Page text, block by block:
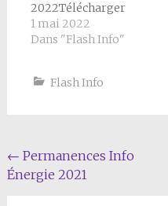
2022Télécharger
1 mai 2022
Dans "Flash Info"
Flash Info
Navigation
Article
← Permanences Info
Énergie 2021